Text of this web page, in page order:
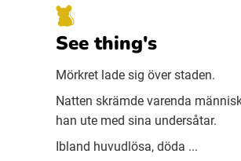
See thing's
Mörkret lade sig över staden.
Natten skrämde varenda
han ute med sina undersåtar.
Ibland huvudlösa, döda ...